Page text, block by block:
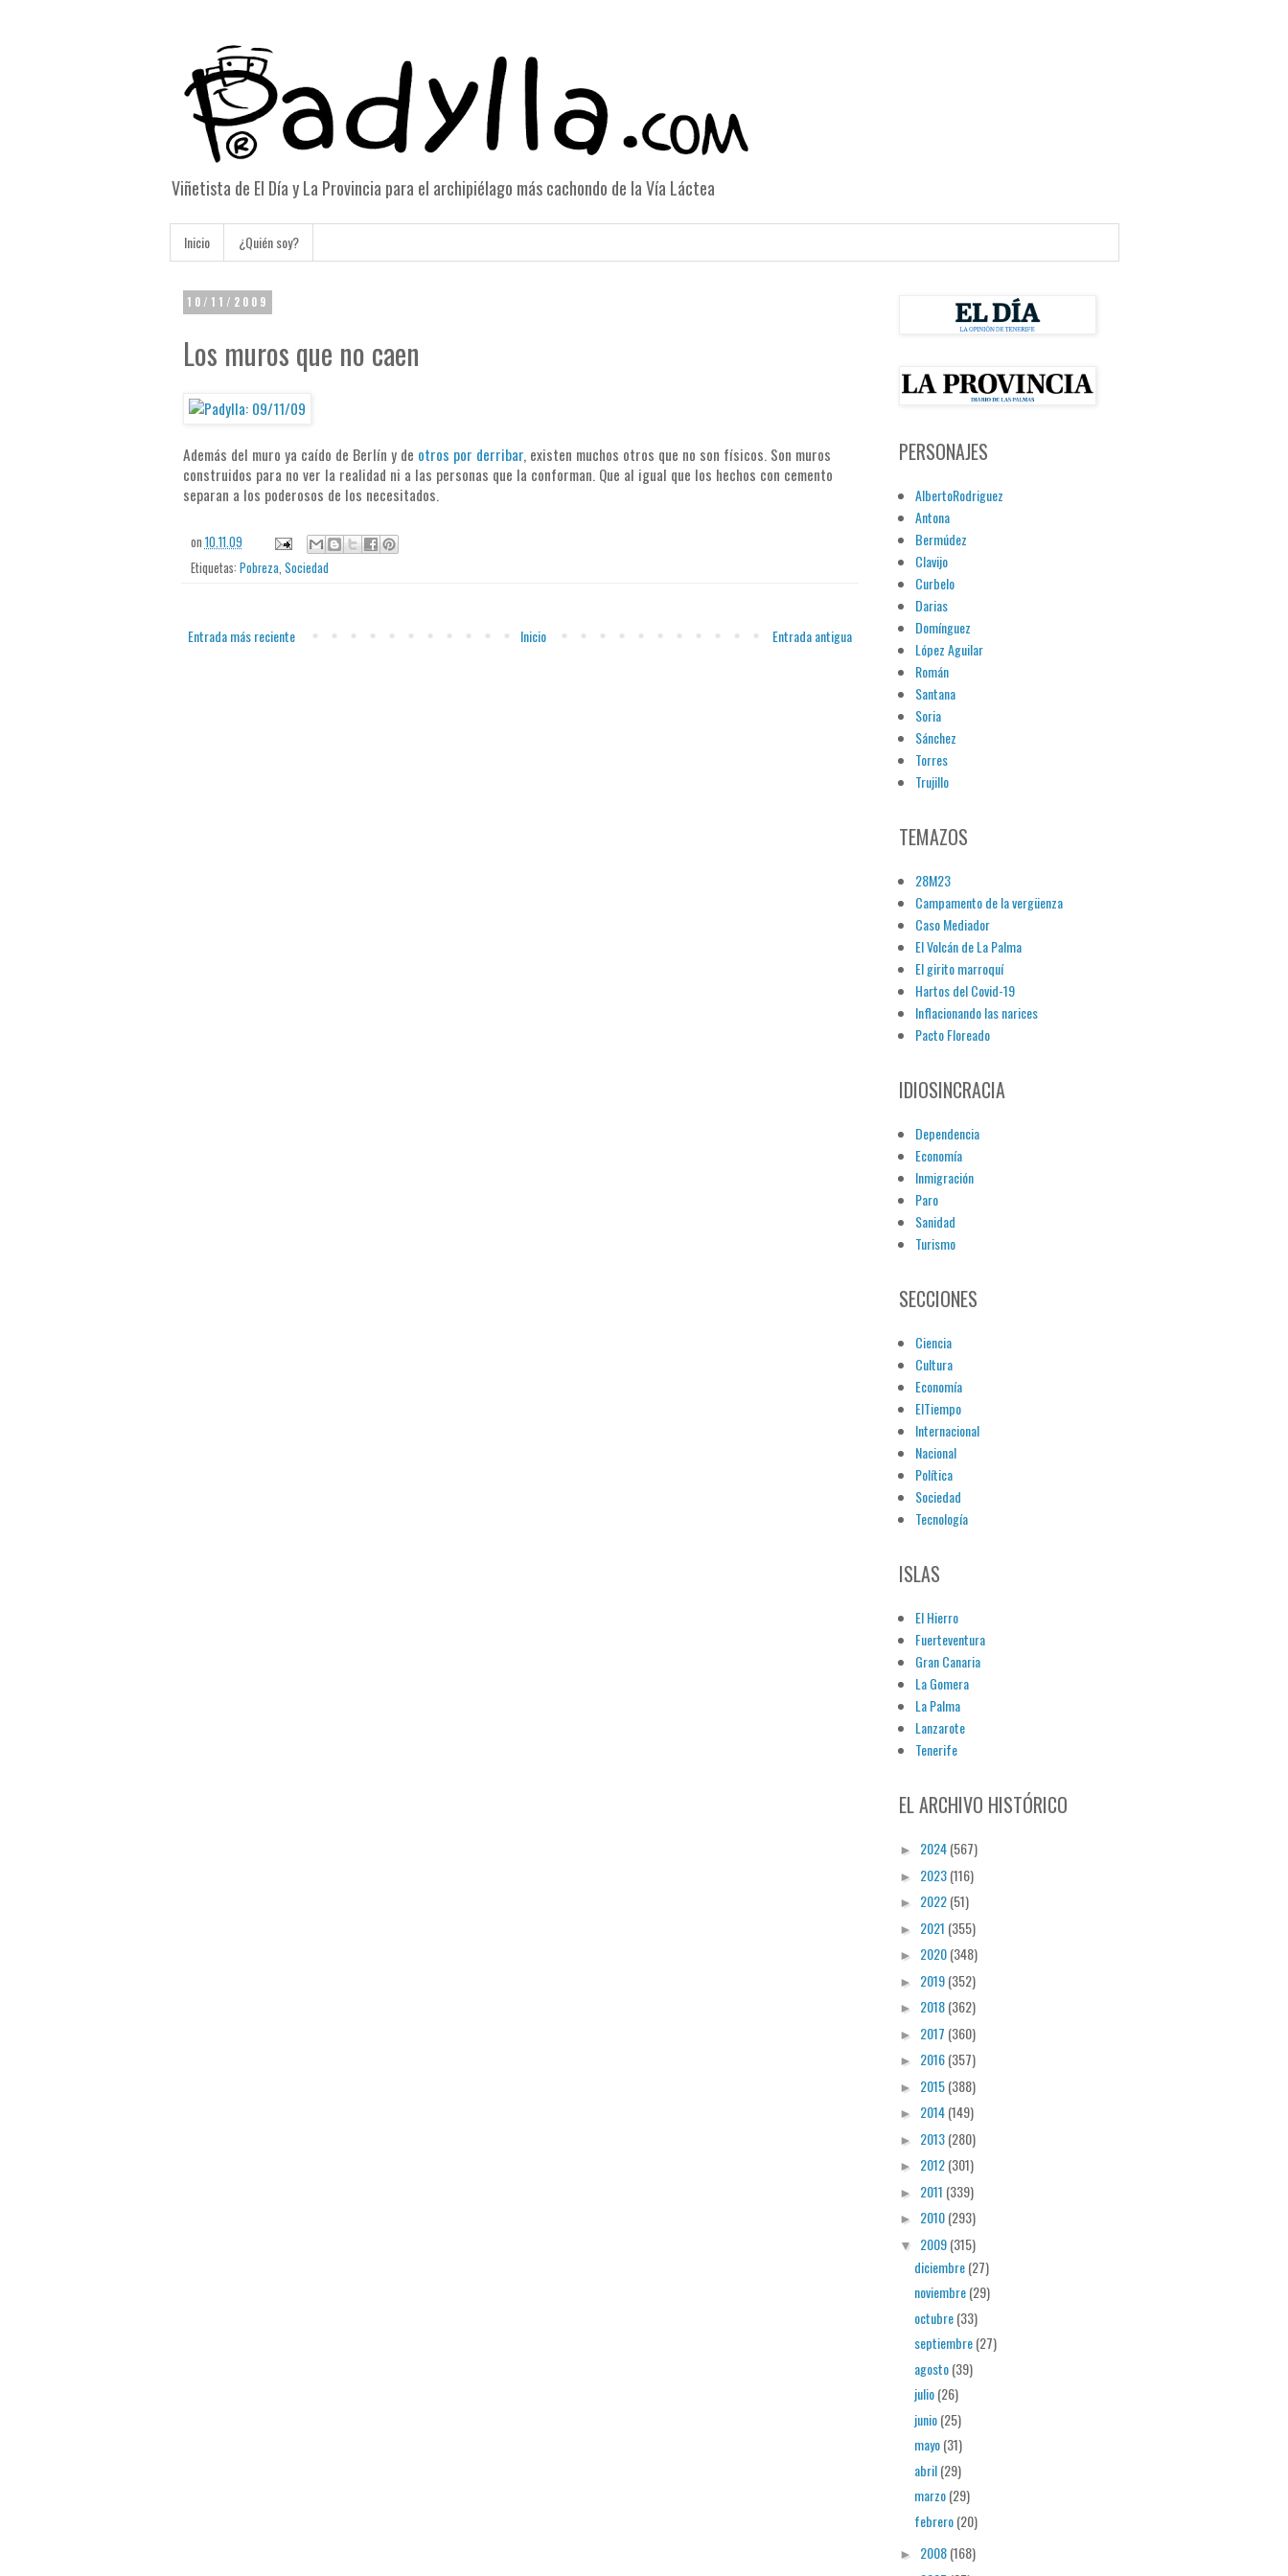
Viñetista de El Día y La Provincia para el archipiélago más cachondo de la Vía Láctea
Inicio ¿Quién soy?
10/11/2009
Los muros que no caen
Además del muro ya caído de Berlín y de otros por derribar, existen muchos otros que no son físicos. Son muros
construidos para no ver la realidad ni a las personas que la conforman. Que al igual que los hechos con cemento
separan a los poderosos de los necesitados.
on 10.11.09
Etiquetas: Pobreza, Sociedad
Entrada más reciente Entrada antigua
Inicio
PERSONAJES
AlbertoRodriguez
Antona
Bermúdez
Clavijo
Curbelo
Darias
Domínguez
López Aguilar
Román
Santana
Soria
Sánchez
Torres
Trujillo
TEMAZOS
28M23
Campamento de la vergüenza
Caso Mediador
El Volcán de La Palma
El girito marroquí
Hartos del Covid-19
Inflacionando las narices
Pacto Floreado
IDIOSINCRACIA
Dependencia
Economía
Inmigración
Paro
Sanidad
Turismo
SECCIONES
Ciencia
Cultura
Economía
ElTiempo
Internacional
Nacional
Política
Sociedad
Tecnología
ISLAS
El Hierro
Fuerteventura
Gran Canaria
La Gomera
La Palma
Lanzarote
Tenerife
EL ARCHIVO HISTÓRICO
► 2024(567)
► 2023(116)
► 2022(51)
► 2021 (355)
► 2020(348)
► 2019(352)
► 2018(362)
► 2017 (360)
► 2016(357)
► 2015(388)
► 2014(149)
► 2013(280)
► 2012(301)
► 2011 (339)
► 2010(293)
▼ 2009(315)
diciembre(27)
noviembre(29)
octubre(33)
septiembre(27)
agosto(39)
julio(26)
junio(25)
mayo(31)
abril(29)
marzo(29)
febrero(20)
► 2008(168)